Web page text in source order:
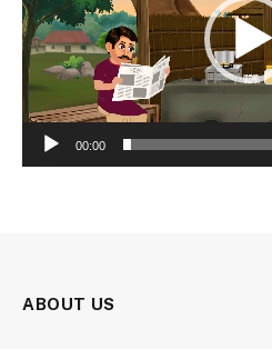
00:00
ABOUT US